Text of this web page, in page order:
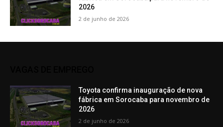
2026
2 de junho de 2026
Toyota confirma inauguração de nova
fábrica em Sorocaba para novembro de
2026
2 de junho de 2026